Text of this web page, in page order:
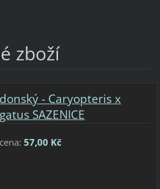
zboží
- Caryopteris x
SAZENICE
57,00 Kč